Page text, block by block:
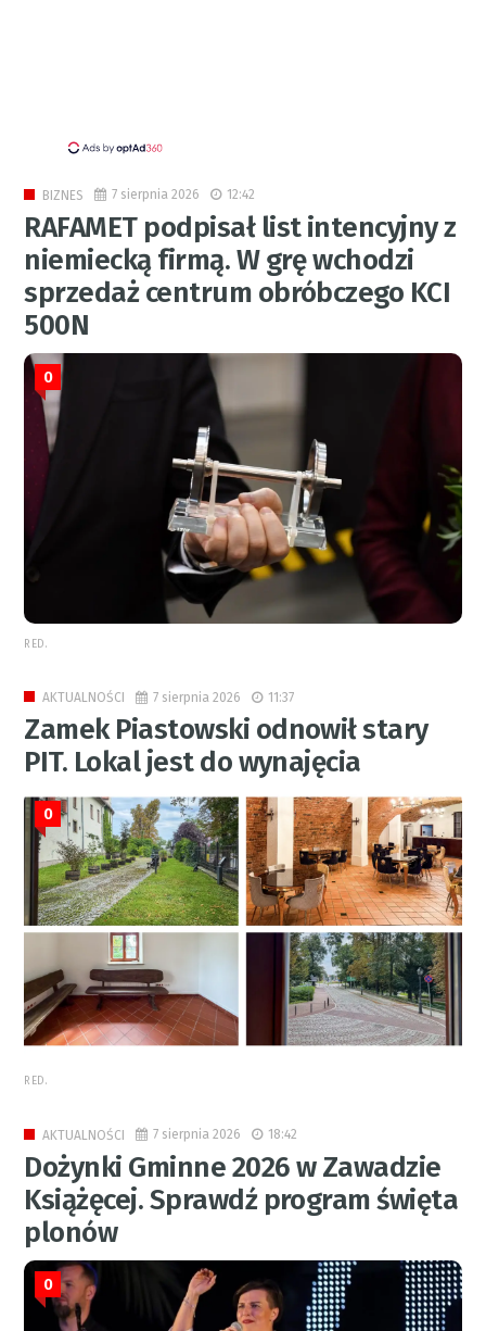
BIZNES 7 sierpnia 2026 12:42
RAFAMET podpisał list intencyjny z
niemiecką firmą. W grę wchodzi
sprzedaż centrum obróbczego KCI
500N
0
RED.
AKTUALNOŚCI 7 sierpnia 2026 11:37
Zamek Piastowski odnowił stary
PIT. Lokal jest do wynajęcia
0
RED.
AKTUALNOŚCI 7 sierpnia 2026 18:42
Dożynki Gminne 2026 w Zawadzie
Książęcej. Sprawdź program święta
plonów
0